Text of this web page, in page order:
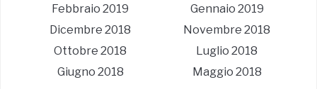
Febbraio 2019
Gennaio 2019
Dicembre 2018
Novembre 2018
Ottobre 2018
Luglio 2018
Giugno 2018
Maggio 2018